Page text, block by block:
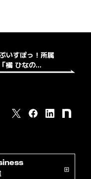
いすぽっ！所属
「橘 ひなの...